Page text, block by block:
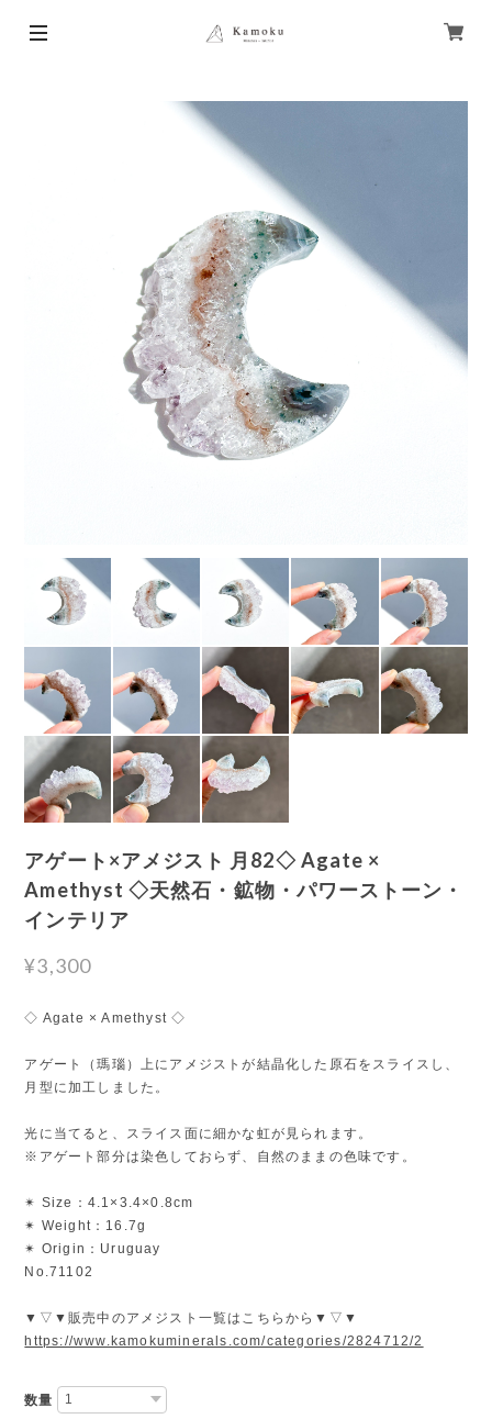
アゲート×アメジスト 月82◇ Agate ×
Amethyst ◇天然石・鉱物・パワーストーン・
インテリア
¥3,300
◇ Agate × Amethyst ◇
アゲート（瑪瑙）上にアメジストが結晶化した原石をスライスし、
月型に加工しました。
光に当てると、スライス面に細かな虹が見られます。
※アゲート部分は染色しておらず、自然のままの色味です。
✴︎ Size：4.1×3.4×0.8cm
✴︎ Weight：16.7g
✴︎ Origin：Uruguay
No.71102
▼▽▼販売中のアメジスト一覧はこちらから▼▽▼
https://www.kamokuminerals.com/categories/2824712/2
数量